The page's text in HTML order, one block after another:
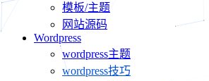
模板/主题
网站源码
Wordpress
wordpress主题
wordpress技巧